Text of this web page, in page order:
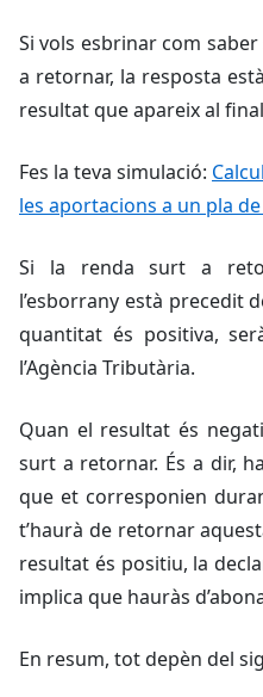
Si vols esbrinar com
a retornar, la resposta
resultat que apareix al
Fes la teva simulació:
les aportacions a un pla
Si la renda surt a
l’esborrany està precedit
quantitat és positiva,
l’Agència Tributària.
Quan el resultat és
surt a retornar. És a dir,
que et corresponien
t’haurà de retornar
resultat és positiu, la
implica que hauràs
En resum, tot depèn del